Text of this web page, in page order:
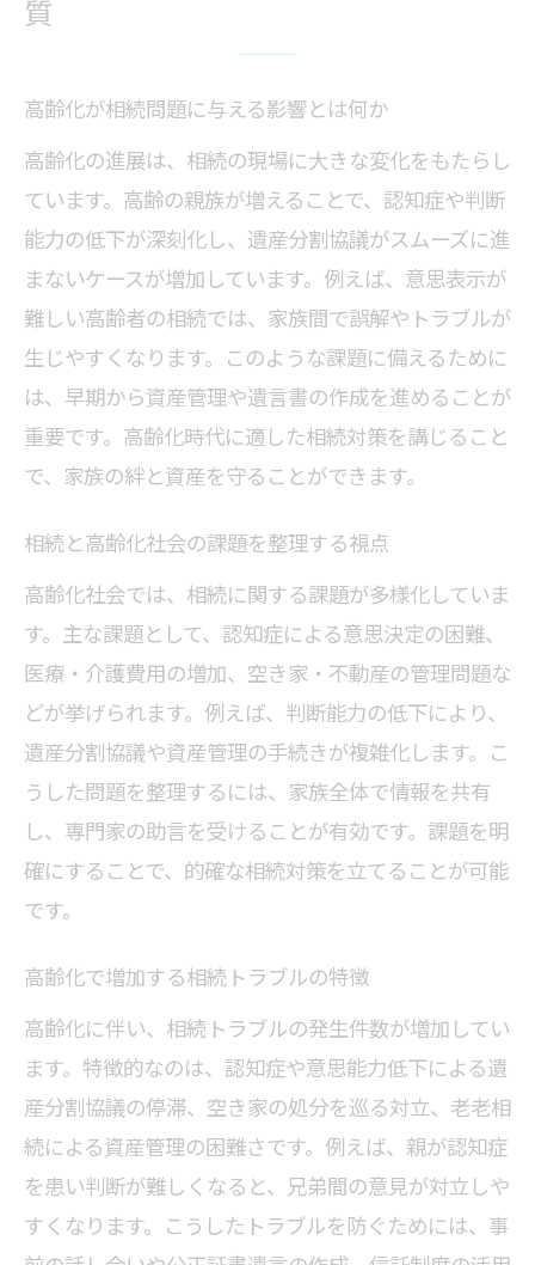
相続と不動産管理で失敗しないコツ
大相続時代における相続財産の守り方
資産管理で相続トラブルを防ぐ方法
高齢化と資産分散の重要性を考える
今から始める相続対策と資産防衛策
相続をめぐる家族間のトラブルを防ぐ方法
話し合いで相続問題を解決する秘訣
専門家を活用した相続トラブル回避術
ン
高齢化時代の家族円満な相続の進め方
円滑な相続を目指す対話のコツ
老老相続を見据えた具体的な対策ポイント
老老相続のリスクとその回避策を解説
高齢者同士の相続に必要な準備とは
認知症リスクと老老相続対策の基本
老老相続に備える相続手続きの注意点
2025年問題を意識した相続準備の進め方
相続2025年問題に向けた準備の要点
高齢化社会と2025年問題の関係を理解
2025年問題に備える相続計画の立て方
資産管理で2025年問題に備える方法
相続トラブルを防ぐ2025年対策の手順
質
高齢化が相続問題に与える影響とは何か
高齢化の進展は、相続の現場に大きな変化をもたらし
ています。高齢の親族が増えることで、認知症や判断
能力の低下が深刻化し、遺産分割協議がスムーズに進
まないケースが増加しています。例えば、意思表示が
難しい高齢者の相続では、家族間で誤解やトラブルが
生じやすくなります。このような課題に備えるために
は、早期から資産管理や遺言書の作成を進めることが
重要です。高齢化時代に適した相続対策を講じること
で、家族の絆と資産を守ることができます。
相続と高齢化社会の課題を整理する視点
高齢化社会では、相続に関する課題が多様化していま
す。主な課題として、認知症による意思決定の困難、
医療・介護費用の増加、空き家・不動産の管理問題な
どが挙げられます。例えば、判断能力の低下により、
遺産分割協議や資産管理の手続きが複雑化します。こ
うした問題を整理するには、家族全体で情報を共有
し、専門家の助言を受けることが有効です。課題を明
確にすることで、的確な相続対策を立てることが可能
です。
高齢化で増加する相続トラブルの特徴
高齢化に伴い、相続トラブルの発生件数が増加してい
ます。特徴的なのは、認知症や意思能力低下による遺
産分割協議の停滞、空き家の処分を巡る対立、老老相
続による資産管理の困難さです。例えば、親が認知症
を患い判断が難しくなると、兄弟間の意見が対立しや
すくなります。こうしたトラブルを防ぐためには、事